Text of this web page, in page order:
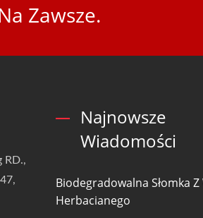
Zawsze.
RD.,
Najnowsze
Wiadomości
Biodegradowalna Słomka Z
Herbacianego